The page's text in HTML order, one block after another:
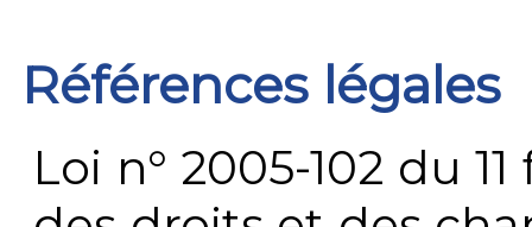
Références légales
Loi n° 2005-102 du